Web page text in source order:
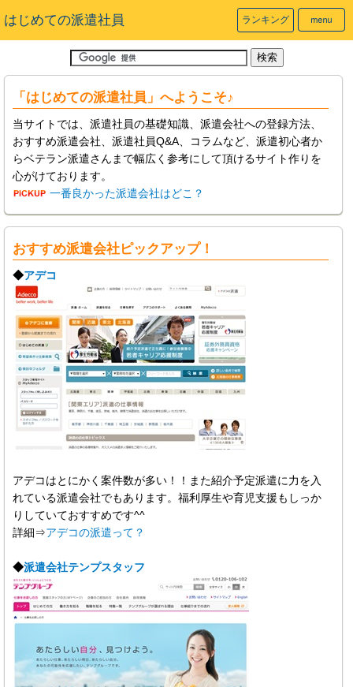
はじめての派遣社員 ランキング
「はじめての派遣社員」へようこそ♪
当サイトでは、派遣社員の基礎知識、派遣会社への登録方法、
おすすめ派遣会社、派遣社員Q&A、コラムなど、派遣初心者か
らベテラン派遣さんまで幅広く参考にして頂けるサイト作りを
心がけております。
一番良かった派遣会社はどこ？
おすすめ派遣会社ピックアップ！
◆アデコ
アデコはとにかく案件数が多い！！また紹介予定派遣に力を入
れている派遣会社でもあります。福利厚生や育児支援もしっか
りしていておすすめです^^
詳細⇒アデコの派遣って？
◆派遣会社テンプスタッフ